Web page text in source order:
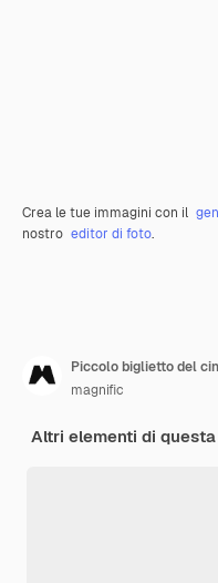
Crea le tue immagini con il
nostro editor di foto.
Piccolo biglietto del
magnific
Altri elementi di